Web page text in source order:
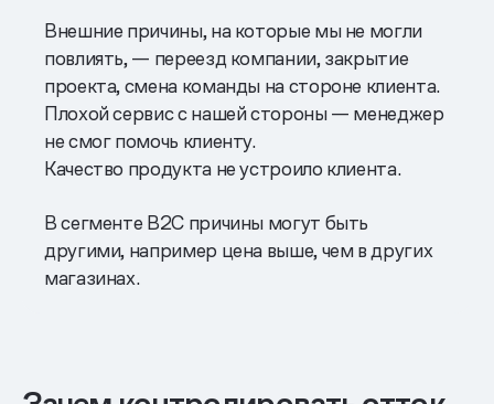
Внешние причины, на которые мы не могли
повлиять, — переезд компании, закрытие
проекта, смена команды на стороне клиента.
Плохой сервис с нашей стороны — менеджер
не смог помочь клиенту.
Качество продукта не устроило клиента.
В сегменте B2C причины могут быть
другими, например цена выше, чем в других
магазинах.